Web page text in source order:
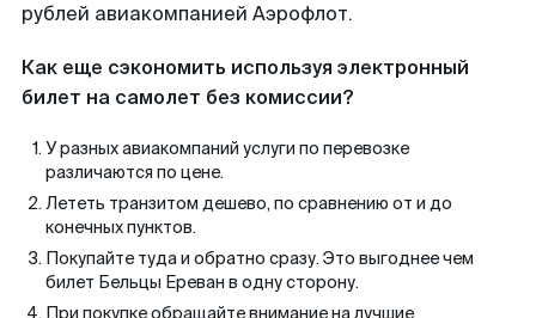
рублей авиакомпанией Аэрофлот.
Как еще сэкономить используя электронный
билет на самолет без комиссии?
У разных авиакомпаний услуги по перевозке
различаются по цене.
Лететь транзитом дешево, по сравнению от и до
конечных пунктов.
Покупайте туда и обратно сразу. Это выгоднее чем
билет Бельцы Ереван в одну сторону.
При покупке обращайте внимание на лучшие